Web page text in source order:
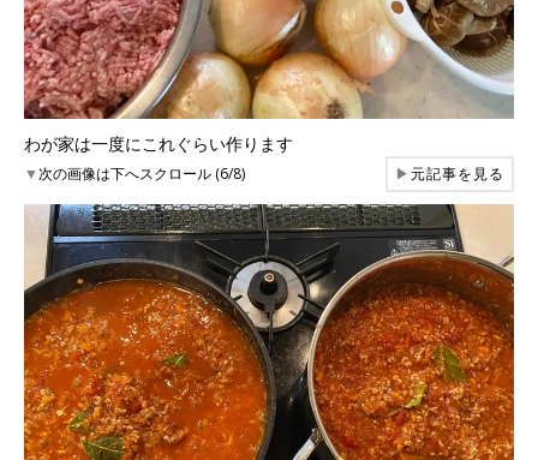
わが家は一度にこれぐらい作ります
▼次の画像は下へスクロール (6/8) ▶元記事を見る